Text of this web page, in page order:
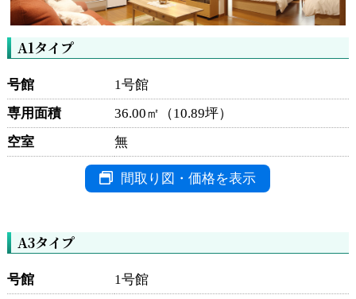
A1タイプ
号館
1号館
専用面積
36.00㎡（10.89坪）
空室
無
間取り図・価格を表示
A3タイプ
号館
1号館